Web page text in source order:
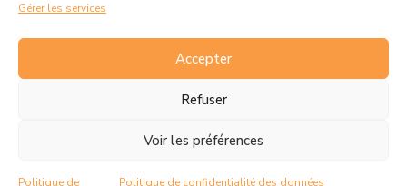
Gérer les services
Accepter
Refuser
Voir les préférences
Politique de Politique de confidentialité des données
mairie de Rousset. En savoir plus sur la gestion de mes